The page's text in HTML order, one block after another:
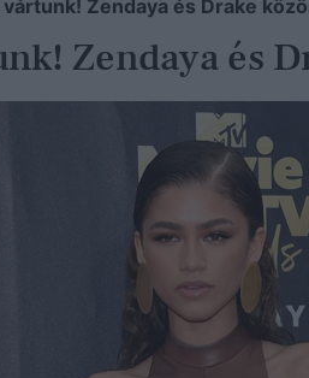
vártunk! Zendaya és Drake
Zendaya és